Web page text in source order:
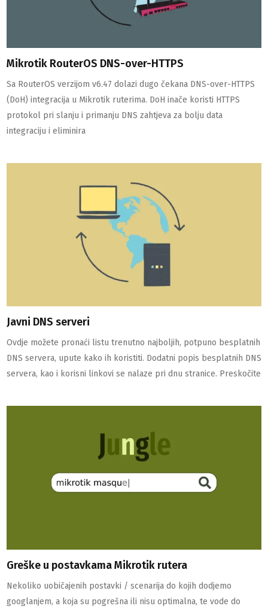
Mikrotik RouterOS DNS-over-HTTPS
Sa RouterOS verzijom v6.47 dolazi dugo čekana DNS-over-HTTPS
(DoH) integracija u Mikrotik ruterima. DoH inače koristi HTTPS
protokol pri slanju i primanju DNS zahtjeva za bolju data
integraciju i eliminira
Javni DNS serveri
Ovdje možete pronaći listu trenutno najboljih, potpuno besplatnih
DNS servera, upute kako ih koristiti. Dodatni popis besplatnih DNS
servera, kao i korisni linkovi se nalaze pri dnu stranice. Preskočite
Greške u postavkama Mikrotik rutera
Nekoliko uobičajenih postavki / scenarija do kojih dodjemo
googlanjem, a koja su pogrešna ili nisu optimalna, te vode do